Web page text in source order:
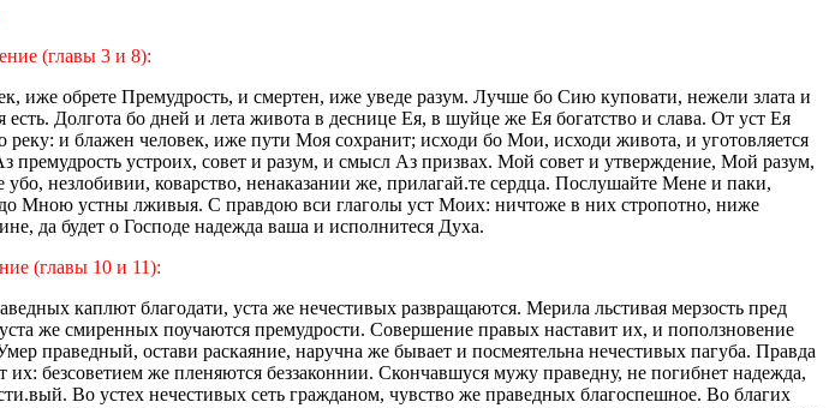
(главы 3 и 8):
иже обрете Премудрость, и смертен, иже уведе разум. Лучше бо Сию куповати, нежели злата и
Долгота бо дней и лета живота в деснице Ея, в шуйце же Ея богатство и слава. От уст Ея
и блажен человек, иже пути Моя сохранит; исходи бо Мои, исходи живота, и уготовляется
устроих, совет и разум, и смысл Аз призвах. Мой совет и утверждение, Мой разум,
незлобивии, коварство, ненаказании же, прилагай.те сердца. Послушайте Мене и паки,
Мною устны лживыя. С правдою вси глаголы уст Моих: ничтоже в них стропотно, ниже
да будет о Господе надежда ваша и исполнитеся Духа.
(главы 10 и 11):
каплют благодати, уста же нечестивых развращаются. Мерила льстивая мерзость пред
же смиренных поучаются премудрости. Совершение правых наставит их, и поползновение
праведный, остави раскаяние, наручна же бывает и посмеятельна нечестивых пагуба. Правда
безсоветием же пленяются беззаконнии. Скончавшуся мужу праведну, не погибнет надежда,
Во устех нечестивых сеть гражданом, чувство же праведных благоспешное. Во благих